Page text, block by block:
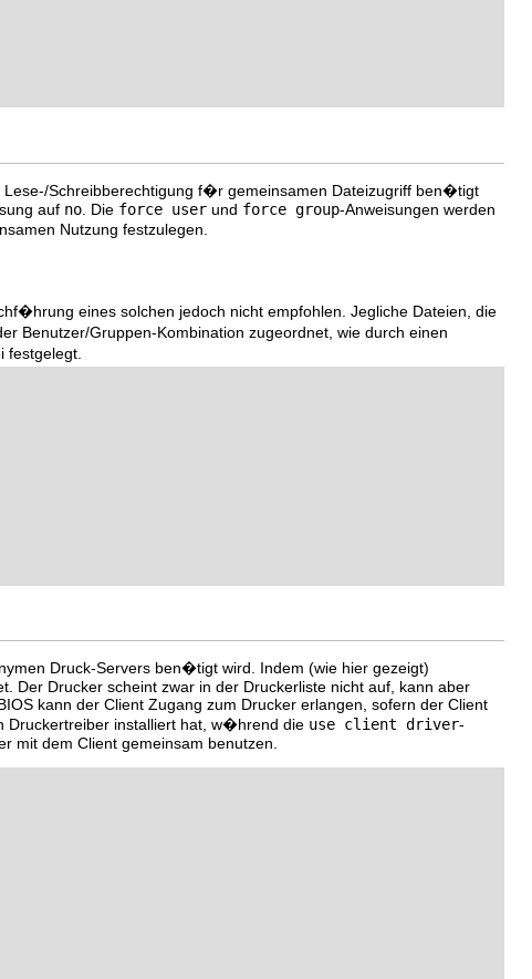
Schreibberechtigung f�r gemeinsamen Dateizugriff ben�tigt
auf no . Die force user und force group-Anweisungen werden
Nutzung festzulegen.
eines solchen jedoch nicht empfohlen. Jegliche Dateien, die
Benutzer/Gruppen-Kombination zugeordnet, wie durch einen
festgelegt.
Druck-Servers ben�tigt wird. Indem (wie hier gezeigt)
Der Drucker scheint zwar in der Druckerliste nicht auf, kann aber
kann der Client Zugang zum Drucker erlangen, sofern der Client
Druckertreiber installiert hat, w�hrend die use client driver-
mit dem Client gemeinsam benutzen.